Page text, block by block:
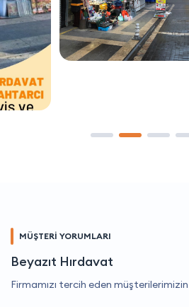
MÜŞTERİ YORUMLARI
Beyazıt Hırdavat
Firmamızı tercih eden